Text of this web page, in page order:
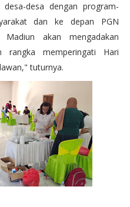
desa dengan program-
dan ke depan PGN
akan mengadakan
memperingati Hari
tuturnya.